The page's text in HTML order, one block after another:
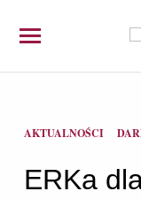
AKTUALNOŚCI
ERKa